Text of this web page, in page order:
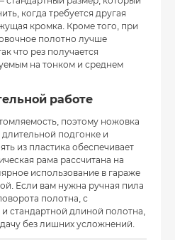
когда требуется другая
кромка. Кроме того, при
полотно лучше
что рез получается
на тонком и среднем
работе
поэтому ножовка
подгонке и
из пластика обеспечивает
рама рассчитана на
использование в гараже
Если вам нужна ручная пила
полотна, с
стандартной длиной полотна,
без лишних усложнений.